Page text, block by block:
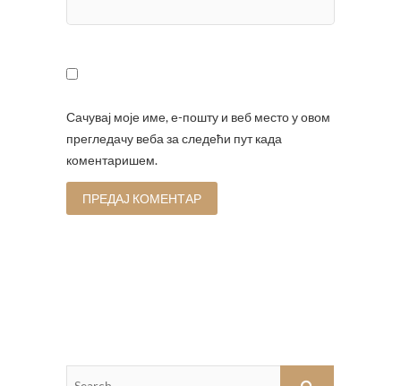
Сачувај моје име, е-пошту и веб место у овом
прегледачу веба за следећи пут када
коментаришем.